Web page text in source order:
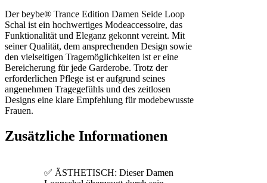
Der beybe® Trance Edition Damen Seide Loop
Schal ist ein hochwertiges Modeaccessoire, das
Funktionalität und Eleganz gekonnt vereint. Mit
seiner Qualität, dem ansprechenden Design sowie
den vielseitigen Tragemöglichkeiten ist er eine
Bereicherung für jede Garderobe. Trotz der
erforderlichen Pflege ist er aufgrund seines
angenehmen Tragegefühls und des zeitlosen
Designs eine klare Empfehlung für modebewusste
Frauen.
Zusätzliche Informationen
✅ ÄSTHETISCH: Dieser Damen